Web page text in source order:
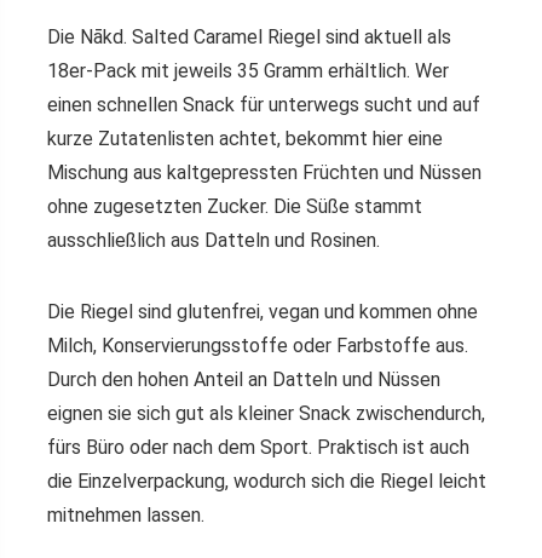
Die Nākd. Salted Caramel Riegel sind aktuell als
18er-Pack mit jeweils 35 Gramm erhältlich. Wer
einen schnellen Snack für unterwegs sucht und auf
kurze Zutatenlisten achtet, bekommt hier eine
Mischung aus kaltgepressten Früchten und Nüssen
ohne zugesetzten Zucker. Die Süße stammt
ausschließlich aus Datteln und Rosinen.
Die Riegel sind glutenfrei, vegan und kommen ohne
Milch, Konservierungsstoffe oder Farbstoffe aus.
Durch den hohen Anteil an Datteln und Nüssen
eignen sie sich gut als kleiner Snack zwischendurch,
fürs Büro oder nach dem Sport. Praktisch ist auch
die Einzelverpackung, wodurch sich die Riegel leicht
mitnehmen lassen.